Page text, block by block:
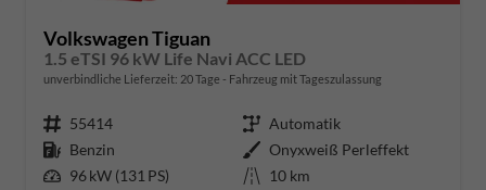
Volkswagen Tiguan
1.5 eTSI 96 kW Life Navi ACC LED
unverbindliche Lieferzeit: 20 Tage Fahrzeug mit Tageszulassung
Fahrzeugnummer 55414 Getriebe Automatik
Kraftstoff Benzin Außenfarbe Onyxweiß Perleffekt
Leistung 96 kW (131 PS) Kilometerstand 10 km